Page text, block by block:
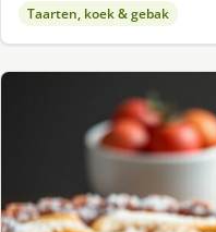
Taarten, koek & gebak